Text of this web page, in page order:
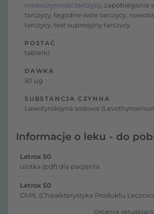
niedoczynność tarczycy , zapobieganie
tarczycy, łagodne wole tarczycy,
tarczycy, test supresyjny tarczycy
POSTAĆ
tabletki
DAWKA
50 µg
SUBSTANCJA CZYNNA
Lewotyroksyna sodowa
Informacje o leku - do
Letrox 50
ulotka (pdf) dla pacjenta
Letrox 50
ChPL (Charakterystyka Produktu
Ostatnia